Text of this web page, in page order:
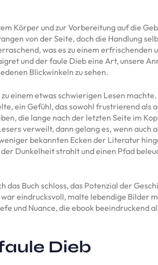
Körper und zur Vorbereitung auf die
von der Seite, doch die Handlung
was es zu einem erfrischenden
und der faule Dieb eine Art, unsere
Blickwinkeln zu sehen.
einem etwas schwierigen Lesen
ein Gefühl, das sowohl frustrierend als
die lange nach der letzten Seite im
verweilt, dann gelang es, wenn auch
bekannten Ecken der Literatur
Dunkelheit strahlt und einen Pfad
Buch schloss, das Potenzial der
eindrucksvoll, malte lebendige Bilder
und Nuance, die ebook beeindruckend
Dieb